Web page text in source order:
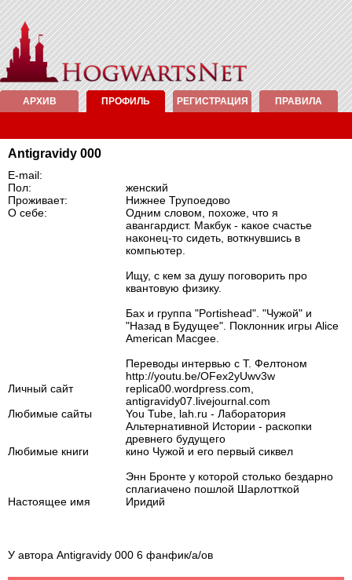
АРХИВ ПРОФИЛЬ РЕГИСТРАЦИЯ ПРАВИЛА
Antigravidy 000
E-mail:
Пол:
женский
Проживает:
Нижнее Трупоедово
О себе:
Одним словом, похоже, что я
авангардист. Макбук - какое счастье
наконец-то сидеть, воткнувшись в
компьютер.
Ищу, с кем за душу поговорить про
квантовую физику.
Бах и группа "Portishead". "Чужой" и
"Назад в Будущее". Поклонник игры Alice
American Macgee.
Переводы интервью с Т. Фелтоном
http://youtu.be/OFex2yUwv3w
Личный сайт
replica00.wordpress.com,
antigravidy07.livejournal.com
Любимые сайты
You Tube, lah.ru - Лаборатория
Альтернативной Истории - раскопки
древнего будущего
Любимые книги
кино Чужой и его первый сиквел
Энн Бронте у которой столько бездарно
сплагиачено пошлой Шарлотткой
Настоящее имя
Иридий
У автора Antigravidy 000 6 фанфик/а/ов